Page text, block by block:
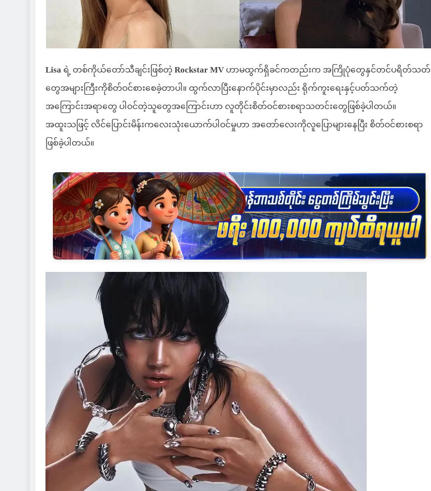
Lisa ရဲ့ တစ်ကိုယ်တော်သီချင်းဖြစ်တဲ့ Rockstar MV ဟာမထွက်ရှိခင်ကတည်းက အကြိုပုံတွေနှင်တင်ပရိတ်သတ်
တွေအများကြီးကိုစိတ်ဝင်စားစေခဲ့တာပါ။ ထွက်လာပြီးနောက်ပိုင်းမှာလည်း ရိုက်ကူးရေးနှင့်ပတ်သက်တဲ့
အကြောင်းအရာတွေ ပါဝင်တဲ့သူတွေအကြောင်းဟာ လူတိုင်းစိတ်ဝင်စားစရာသတင်းတွေဖြစ်ခဲ့ပါတယ်။
အထူးသဖြင့် လိင်ပြောင်းမိန်းကလေးသုံးယောက်ပါဝင်မှုဟာ အတော်လေးကိုလူပြောများနေပြီး စိတ်ဝင်စားစရာ
ဖြစ်ခဲ့ပါတယ်။